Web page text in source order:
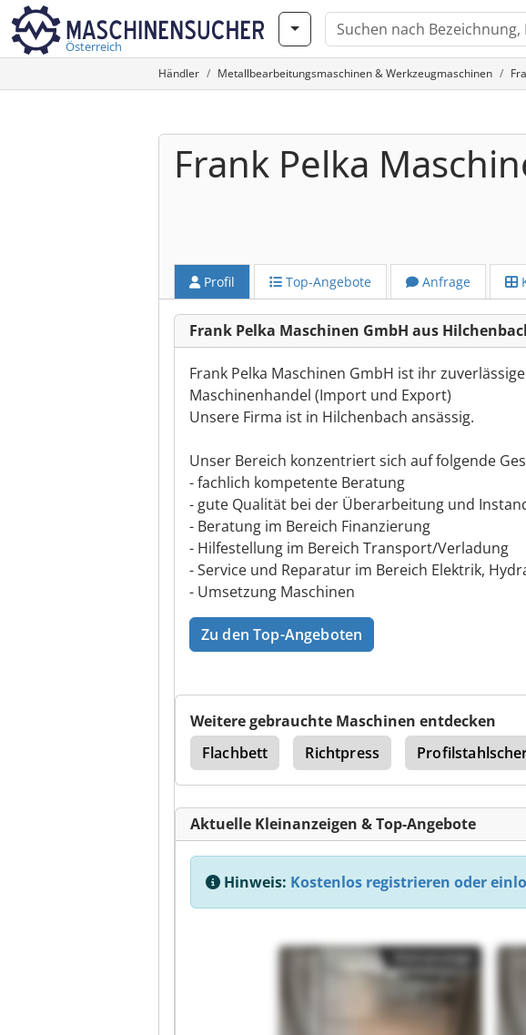
Österreich
Händler Metallbearbeitungsmaschinen & Werkzeugmaschinen
Frank Pelka
Profil Top-Angebote Anfrage
Frank Pelka Maschinen GmbH aus
Frank Pelka Maschinen GmbH ist ihr
Maschinenhandel (Import und Export)
Unsere Firma ist in Hilchenbach ansässig.
Unser Bereich konzentriert sich auf folgende
- fachlich kompetente Beratung
- gute Qualität bei der Überarbeitung und
- Beratung im Bereich Finanzierung
- Hilfestellung im Bereich Transport/Verladung
- Service und Reparatur im Bereich Elektrik,
- Umsetzung Maschinen
Zu den Top-Angeboten
Weitere gebrauchte Maschinen entdecken
Flachbett
Richtpress
Aktuelle Kleinanzeigen & Top-Angebote
Hinweis: Kostenlos registrieren oder